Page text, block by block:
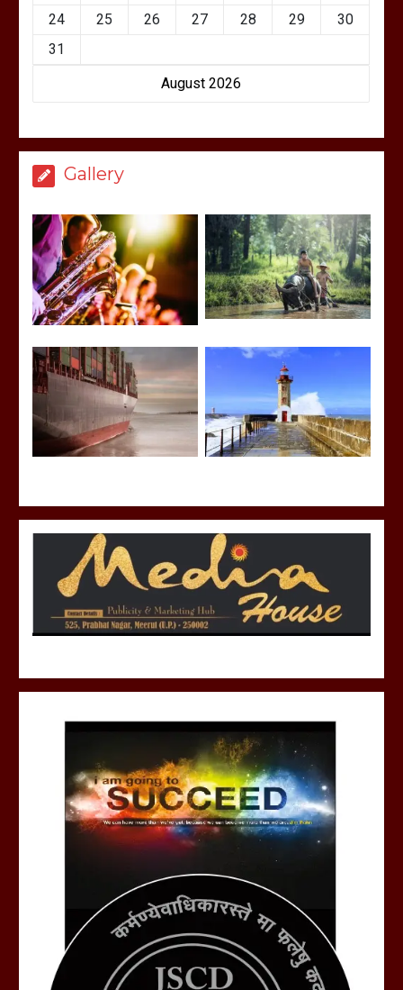
August 2026
24
25 26 27 28 29
30
31
Gallery